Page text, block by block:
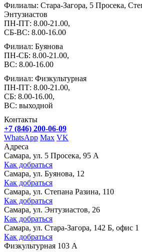
Филиалы: Стара-Загора, 5 Просека,
Энтузиастов
ПН-ПТ: 8.00-21.00,
СБ-ВС: 8.00-16.00
Филиал: Буянова
ПН-СБ: 8.00-21.00,
ВС: 8.00-16.00
Филиал: Физкультурная
ПН-ПТ: 8.00-21.00,
СБ: 8.00-16.00,
ВС: выходной
Контакты
+7 (846) 200-06-09
WhatsApp Max VK
Адреса
Самара, ул. 5 Просека, 95 А
Как добраться
Самара, ул. Буянова, 12
Как добраться
Самара, ул. Степана Разина, 110
Как добраться
Самара, ул. Энтузиастов, 26
Как добраться
Самара, ул. Стара-Загора, 142 Б, офис 1
Как добраться
Физкультурная 103 А